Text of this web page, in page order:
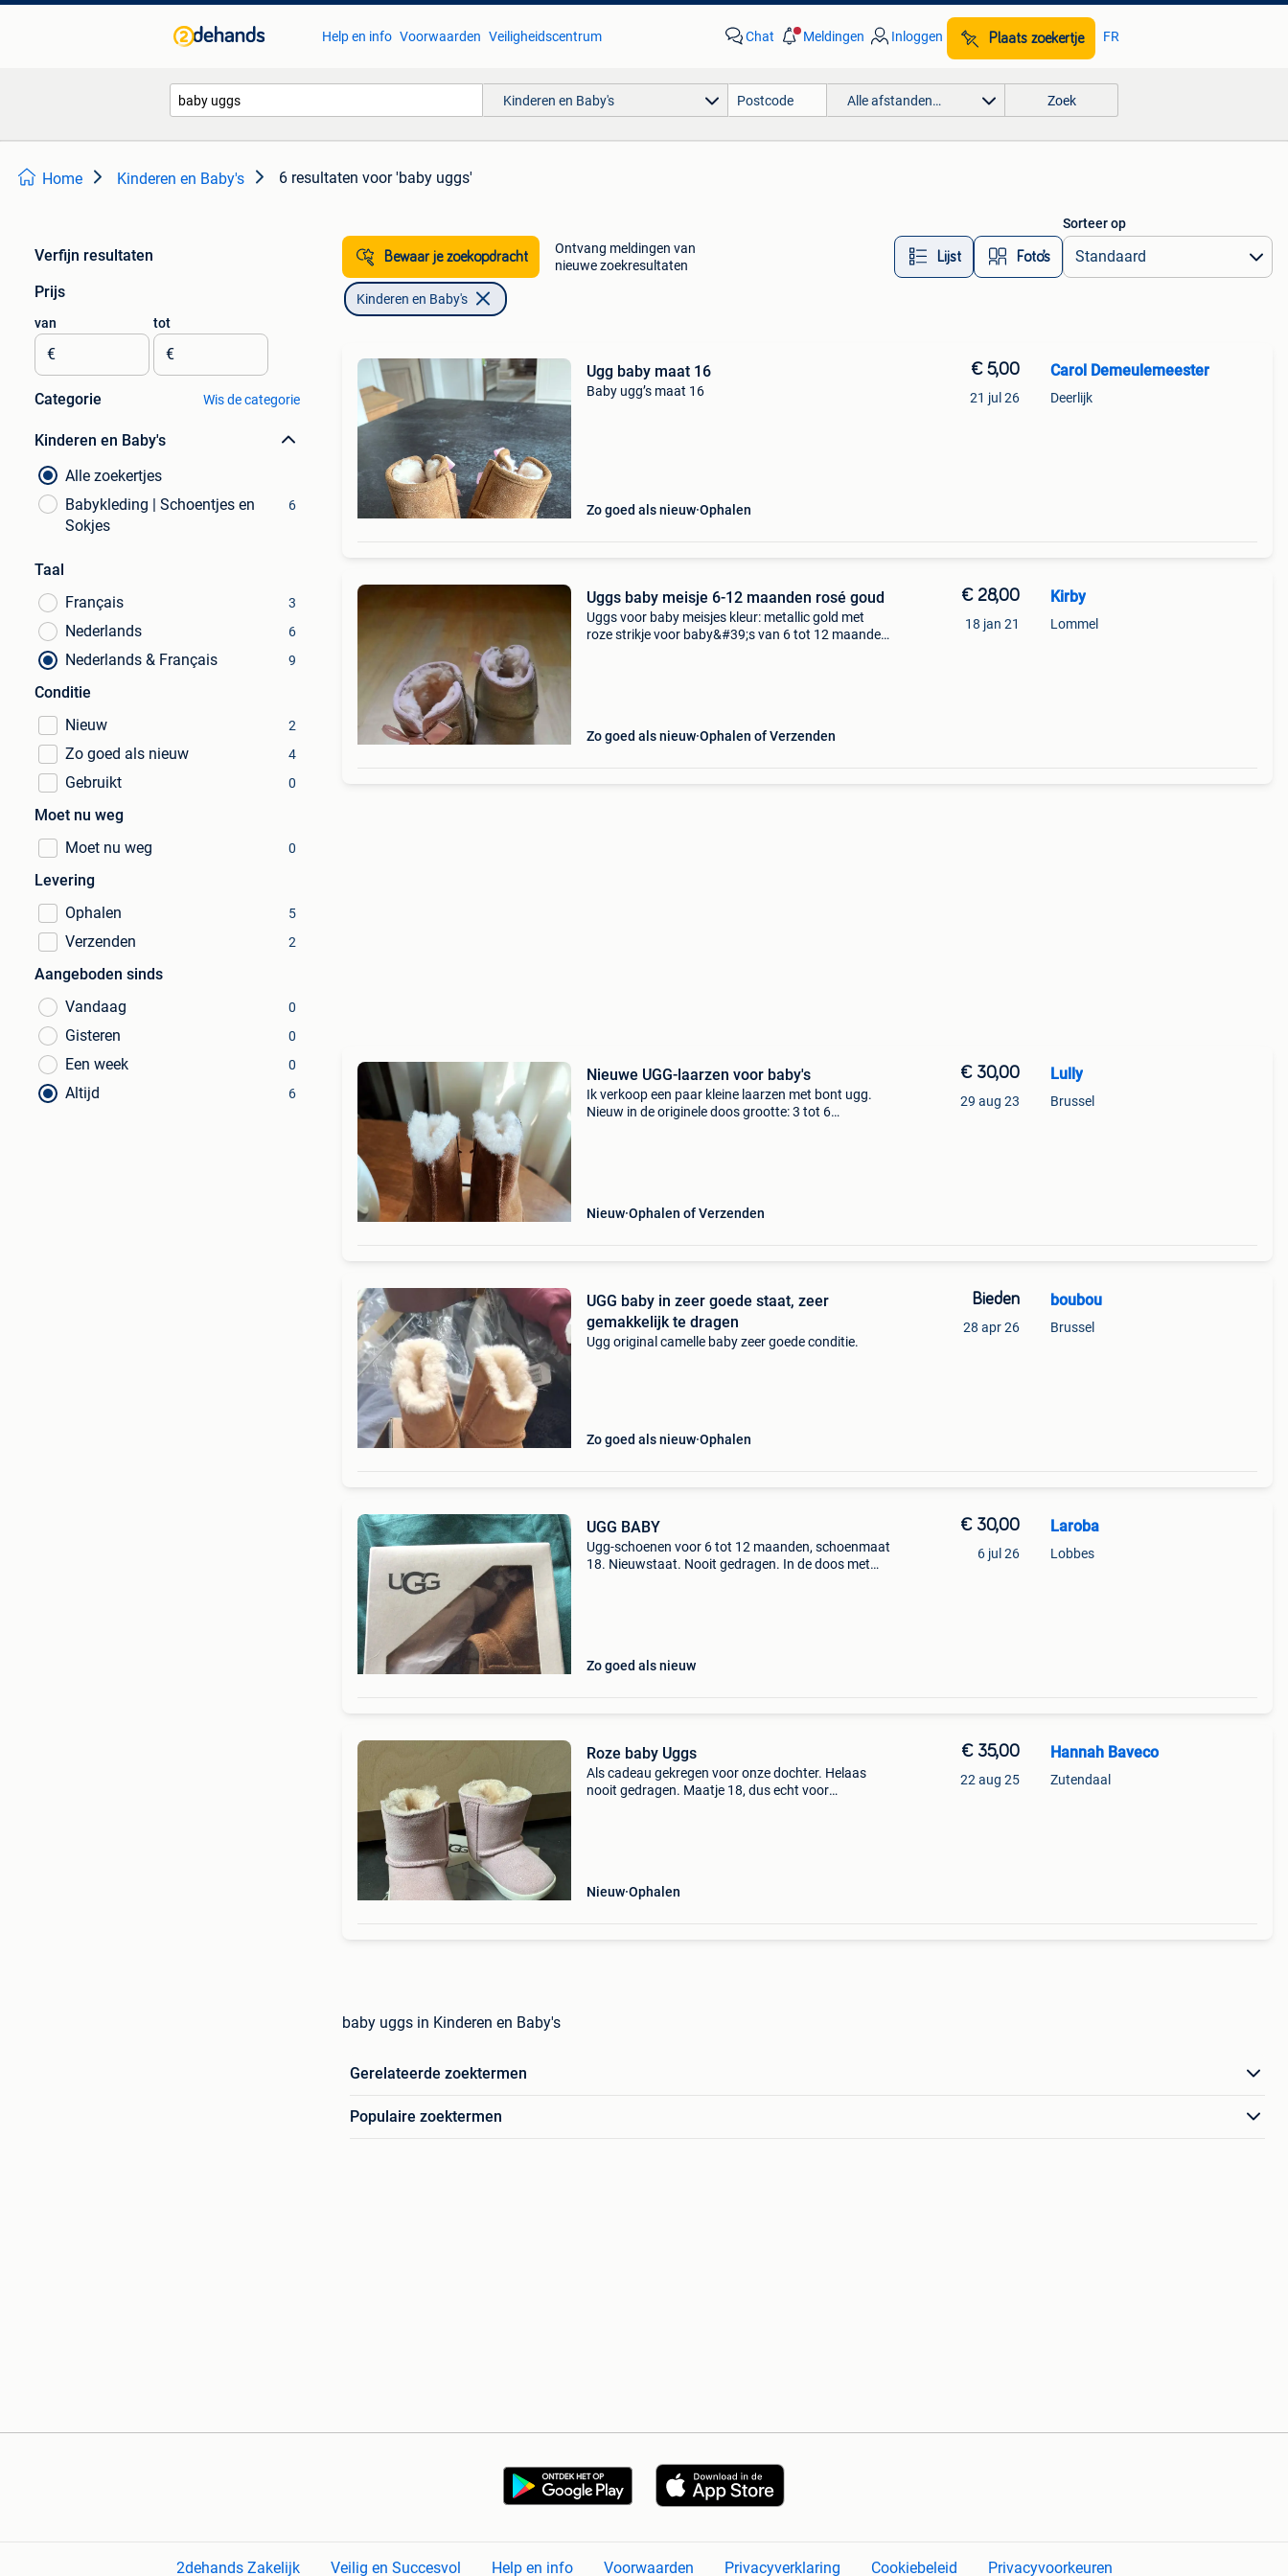
Help en info Voorwaarden Veiligheidscentrum Chat Meldingen Inloggen Plaats zoekertje FR
Kinderen en Baby's Alle afstanden… Zoek
Home Kinderen en Baby's 6 resultaten voor 'baby uggs'
Verfijn resultaten
Prijs
van
€
tot
€
Categorie Wis de categorie
Kinderen en Baby's
Alle zoekertjes
Babykleding | Schoentjes en
Sokjes
6
Taal
Français
3
Nederlands 6
Nederlands & Français 9
Conditie
Nieuw
2
Zo goed als nieuw 4
Gebruikt 0
Moet nu weg
Moet nu weg
0
Levering
Ophalen
5
Verzenden 2
Aangeboden sinds
Vandaag
0
Gisteren 0
Een week 0
Altijd 6
Bewaar je zoekopdracht
Ontvang meldingen van
nieuwe zoekresultaten
Lijst Foto’s
Sorteer op
Kinderen en Baby's
Ugg baby maat 16
Baby ugg’s maat 16
Zo goed als nieuw Ophalen
€ 5,00
21 jul 26
Carol Demeulemeester
Deerlijk
Uggs baby meisje 6-12 maanden rosé goud
Uggs voor baby meisjes kleur: metallic gold met
roze strikje voor baby&#39;s van 6 tot 12 maanden
Zo goed als nieuw Ophalen of Verzenden
€ 28,00
18 jan 21
Kirby
Lommel
Nieuwe UGG-laarzen voor baby's
Ik verkoop een paar kleine laarzen met bont ugg.
Nieuw in de originele doos grootte: 3 tot 6
Nieuw Ophalen of Verzenden
€ 30,00
29 aug 23
Lully
Brussel
UGG baby in zeer goede staat, zeer
gemakkelijk te dragen
Ugg original camelle baby zeer goede conditie.
Zo goed als nieuw Ophalen
Bieden
28 apr 26
boubou
Brussel
UGG BABY
Ugg-schoenen voor 6 tot 12 maanden, schoenmaat
18. Nieuwstaat. Nooit gedragen. In de doos met
Zo goed als nieuw
€ 30,00
6 jul 26
Laroba
Lobbes
Roze baby Uggs
Als cadeau gekregen voor onze dochter. Helaas
nooit gedragen. Maatje 18, dus echt voor
Nieuw Ophalen
€ 35,00
22 aug 25
Hannah Baveco
Zutendaal
baby uggs in Kinderen en Baby's
Gerelateerde zoektermen
Populaire zoektermen
2dehands Zakelijk Veilig en Succesvol Help en info Voorwaarden Privacyverklaring Cookiebeleid Privacyvoorkeuren